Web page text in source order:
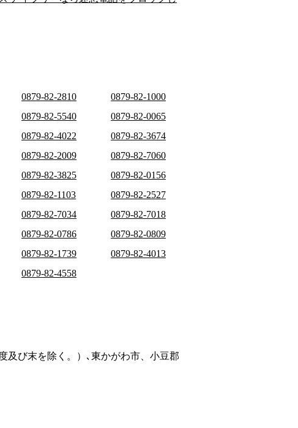
0879-82-2810
0879-82-1000
0879-82-5540
0879-82-0065
0879-82-4022
0879-82-3674
0879-82-2009
0879-82-7060
0879-82-3825
0879-82-0156
0879-82-1103
0879-82-2527
0879-82-7034
0879-82-7018
0879-82-0786
0879-82-0809
0879-82-1739
0879-82-4013
0879-82-4558
及び末を除く。）､東かがわ市、小豆郡